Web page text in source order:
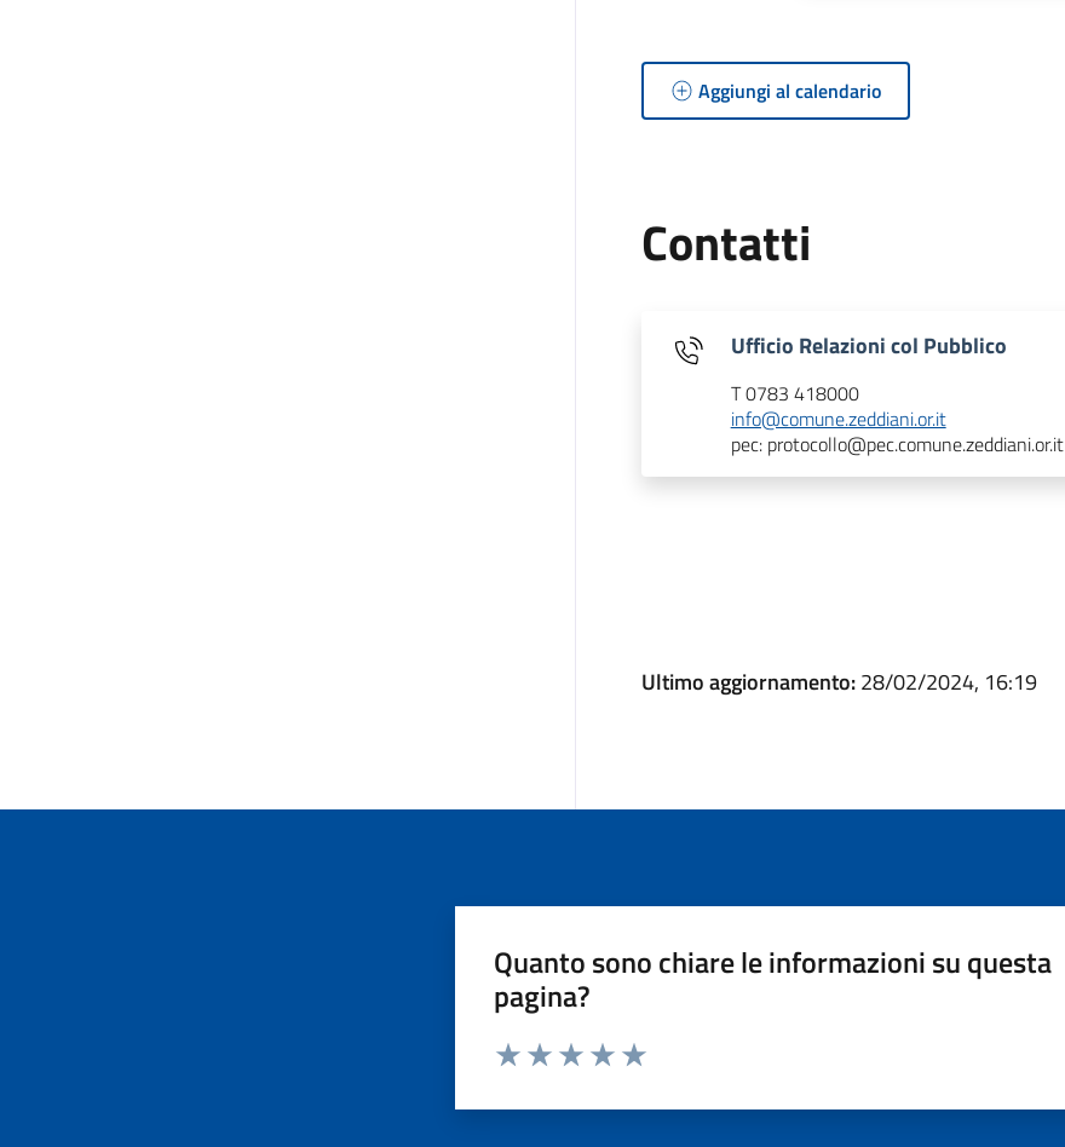
Aggiungi al calendario
Contatti
Ufficio Relazioni col Pubblico
T 0783 418000
info@comune.zeddiani.or.it
pec: protocollo@pec.comune.zeddiani.or.it
Ultimo aggiornamento:28/02/2024, 16:19
Quanto sono chiare le informazioni su questa
pagina?